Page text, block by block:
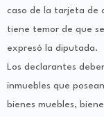
caso de la tarjeta de
tiene temor de que
expresó la diputada.
Los declarantes
inmuebles que
bienes muebles,